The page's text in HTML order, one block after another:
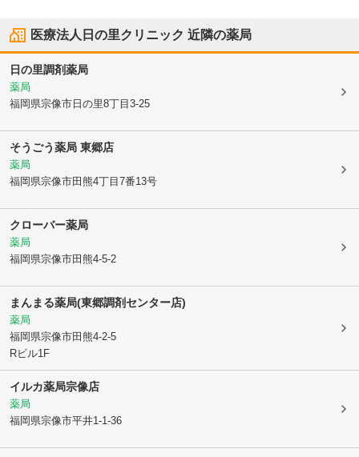
医療法人日の里クリニック 近隣の薬局
日の里調剤薬局
薬局
福岡県宗像市 日の里8丁目3-25
そうごう薬局 東郷店
薬局
福岡県宗像市田熊4丁目7番13号
クローバー薬局
薬局
福岡県宗像市田熊4-5-2
まんまる薬局(東郷調剤センター店)
薬局
福岡県宗像市田熊4-2-5
Rビル1F
イルカ薬局宗像店
薬局
福岡県宗像市平井1-1-36